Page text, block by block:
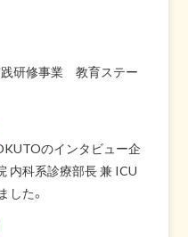
研修事業 教育ステー
のインタビュー企
内科系診療部長 兼 ICU
た。